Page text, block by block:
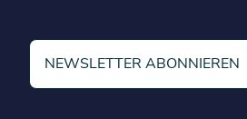
NEWSLETTER ABONNIEREN